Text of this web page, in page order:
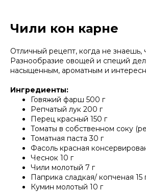
Чили кон карне
Отличный рецепт, когда не знаешь,
Разнообразие овощей и специй
насыщенным, ароматным и
Ингредиенты:
Говяжий фарш 500 г
Репчатый лук 200 г
Перец красный 150 г
Томаты в собственном соку
Томатная паста 30 г
Фасоль красная
Чеснок 10 г
Чили молотый 7 г
Паприка сладкая/ копченая 15
Кумин молотый 10 г